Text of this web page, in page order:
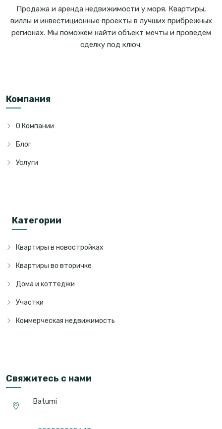
Продажа и аренда недвижимости у моря. Квартиры,
виллы и инвестиционные проекты в лучших прибрежных
регионах. Мы поможем найти объект мечты и проведём
сделку под ключ.
Компания
О Компании
Блог
Услуги
Категории
Квартиры в новостройках
Квартиры во вторичке
Дома и коттеджи
Участки
Коммерческая недвижимость
Свяжитесь с нами
Batumi